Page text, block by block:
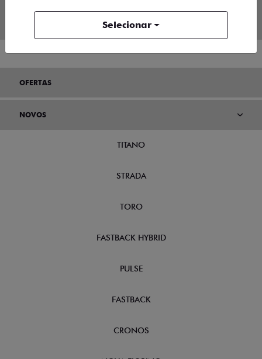
ENTRAR EM CONTATO
OFERTAS
NOVOS
TITANO
STRADA
TORO
FASTBACK HYBRID
PULSE
FASTBACK
CRONOS
Selecionar